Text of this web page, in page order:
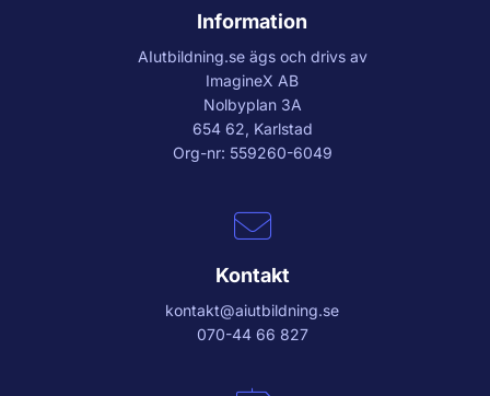
Information
AIutbildning.seägs och drivs av
ImagineX AB
Nolbyplan 3A
654 62, Karlstad
Org-nr: 559260-6049
Kontakt
kontakt@aiutbildning.se
070-44 66 827